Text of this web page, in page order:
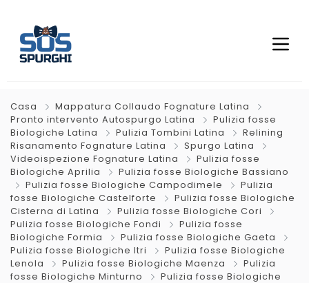
Casa
Mappatura Collaudo Fognature Latina
Pronto intervento Autospurgo Latina
Pulizia fosse
Biologiche Latina
Pulizia Tombini Latina
Relining
Risanamento Fognature Latina
Spurgo Latina
Videoispezione Fognature Latina
Pulizia fosse
Biologiche Aprilia
Pulizia fosse Biologiche Bassiano
Pulizia fosse Biologiche Campodimele
Pulizia
fosse Biologiche Castelforte
Pulizia fosse Biologiche
Cisterna di Latina
Pulizia fosse Biologiche Cori
Pulizia fosse Biologiche Fondi
Pulizia fosse
Biologiche Formia
Pulizia fosse Biologiche Gaeta
Pulizia fosse Biologiche Itri
Pulizia fosse Biologiche
Lenola
Pulizia fosse Biologiche Maenza
Pulizia
fosse Biologiche Minturno
Pulizia fosse Biologiche